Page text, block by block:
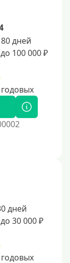
в
в
за рубежом
за рубежа
дней
100 000 ₽
дней
30 000 ₽